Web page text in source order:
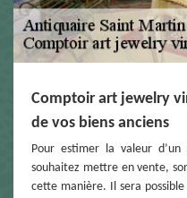
Comptoir art jewelry
de vos biens anciens
Pour estimer la valeur
souhaitez mettre en vente,
cette manière. Il sera possible